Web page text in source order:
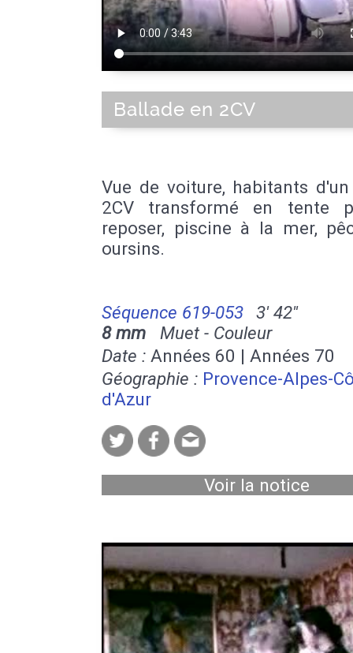
Ballade en 2CV
Vue de voiture, habitants
2CV transformé en tente
reposer, piscine à la mer,
oursins.
Séquence 619-053
3' 42''
8 mm Muet - Couleur
Date : Années 60 | Années 70
Géographie : Provence-Alpes-
d'Azur
Voir la notice